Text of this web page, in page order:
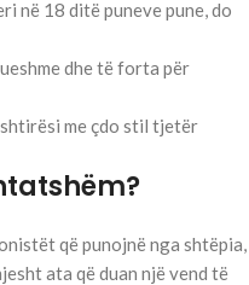
në 18 ditë puneve pune, do
dhe të forta për
me çdo stil tjetër
që punojnë nga shtëpia,
ata që duan një vend të